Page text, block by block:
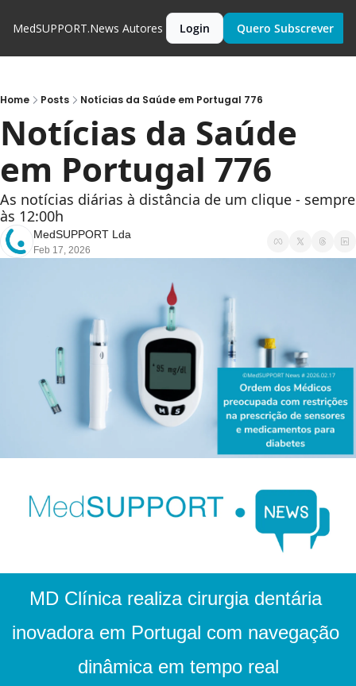
MedSUPPORT.News Autores Login Quero Subscrever
Home Posts Notícias da Saúde em Portugal 776
Notícias da Saúde
em Portugal 776
As notícias diárias à distância de um clique - sempre
às 12:00h
MedSUPPORT Lda
Feb 17, 2026
MD Clínica realiza cirurgia dentária
inovadora em Portugal com navegação
dinâmica em tempo real